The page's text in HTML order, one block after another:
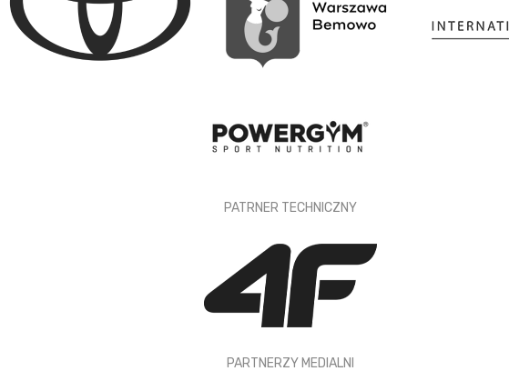
PATRNER TECHNICZNY
PARTNERZY MEDIALNI